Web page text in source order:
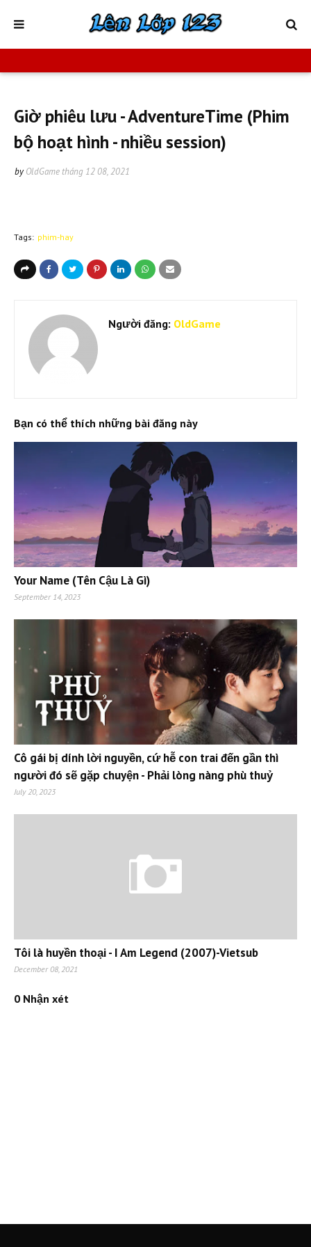
Giờ phiêu lưu - AdventureTime (Phim
bộ hoạt hình - nhiều session)
by OldGame tháng 12 08, 2021
Tags: phim-hay
Người đăng: OldGame
Bạn có thể thích những bài đăng này
Your Name (Tên Cậu Là Gì)
September 14, 2023
Cô gái bị dính lời nguyền, cứ hễ con trai đến gần thì
người đó sẽ gặp chuyện - Phải lòng nàng phù thuỷ
July 20, 2023
Tôi là huyền thoại - I Am Legend (2007)-Vietsub
December 08, 2021
0 Nhận xét